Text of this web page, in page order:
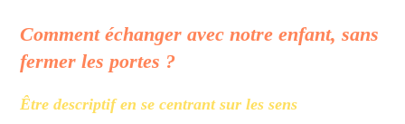
Comment échanger avec notre enfant, sans
fermer les portes ?
Être descriptif en se centrant sur les sens